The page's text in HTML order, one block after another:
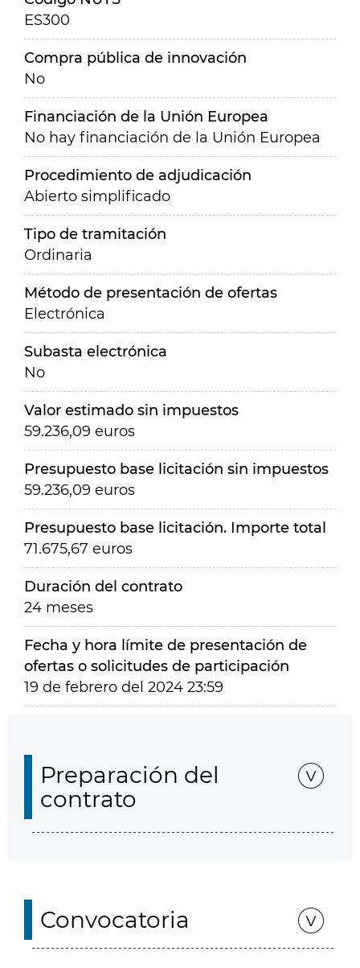
ES300
Compra pública de innovación
No
Financiación de la Unión Europea
No hay financiación de la Unión Europea
Procedimiento de adjudicación
Abierto simplificado
Tipo de tramitación
Ordinaria
Método de presentación de ofertas
Electrónica
Subasta electrónica
No
Valor estimado sin impuestos
59.236,09 euros
Presupuesto base licitación sin impuestos
59.236,09 euros
Presupuesto base licitación. Importe total
71.675,67 euros
Duración del contrato
24 meses
Fecha y hora límite de presentación de
ofertas o solicitudes de participación
19 de febrero del 2024 23:59
Preparación del
contrato
Convocatoria